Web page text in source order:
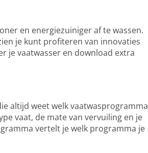
en energiezuiniger af te wassen.
je kunt profiteren van innovaties
je vaatwasser en download extra
altijd weet welk vaatwasprogramma
vaat, de mate van vervuiling en je
vertelt je welk programma je